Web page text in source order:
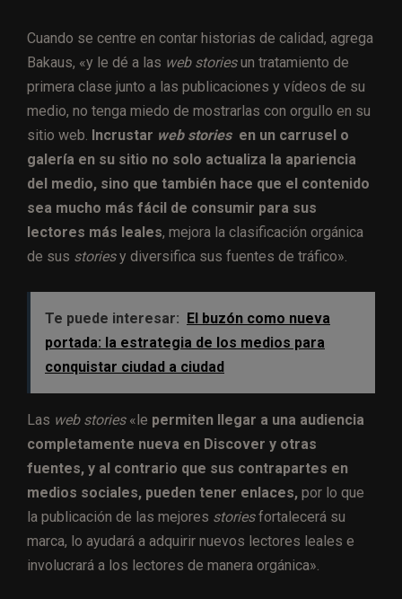
Cuando se centre en contar historias de calidad, agrega
Bakaus, «y le dé a las web storiesun tratamiento de
primera clase junto a las publicaciones y vídeos de su
medio, no tenga miedo de mostrarlas con orgullo en su
sitio web. Incrustar web stories en un carrusel o
galería en su sitio no solo actualiza la apariencia
del medio, sino que también hace que el contenido
sea mucho más fácil de consumir para sus
lectores más leales, mejora la clasificación orgánica
de sus storiesy diversifica sus fuentes de tráfico».
Te puede interesar:
El buzón como nueva
portada: la estrategia de los medios para
conquistar ciudad a ciudad
Las web stories«le permiten llegar a una audiencia
completamente nueva en Discover y otras
fuentes, y al contrario que sus contrapartes en
medios sociales, pueden tener enlaces, por lo que
la publicación de las mejores storiesfortalecerá su
marca, lo ayudará a adquirir nuevos lectores leales e
involucrará a los lectores de manera orgánica».